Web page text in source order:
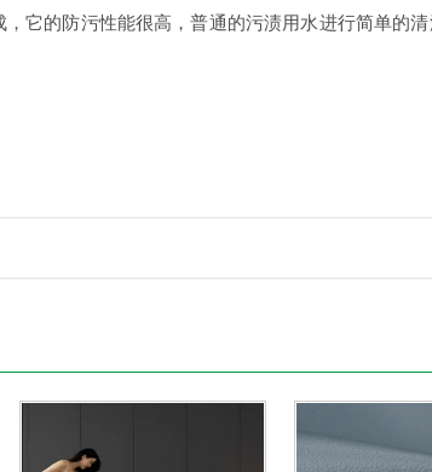
，它的防污性能很高，普通的污渍用水进行简单的